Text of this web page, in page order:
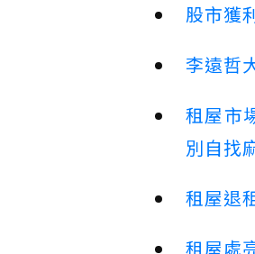
股市獲
李遠哲
租屋市
別自找
租屋退
租屋處